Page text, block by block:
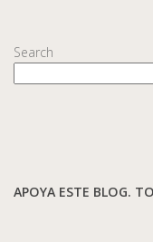
Search
APOYA ESTE BLOG.